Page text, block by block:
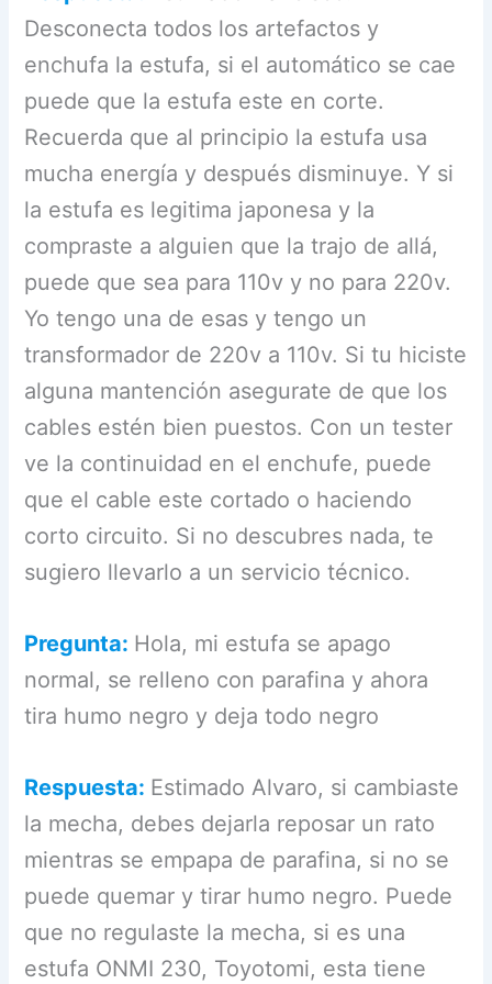
Desconecta todos los artefactos y
enchufa la estufa, si el automático se cae
puede que la estufa este en corte.
Recuerda que al principio la estufa usa
mucha energía y después disminuye. Y si
la estufa es legitima japonesa y la
compraste a alguien que la trajo de allá,
puede que sea para 110v y no para 220v.
Yo tengo una de esas y tengo un
transformador de 220v a 110v. Si tu hiciste
alguna mantención asegurate de que los
cables estén bien puestos. Con un tester
ve la continuidad en el enchufe, puede
que el cable este cortado o haciendo
corto circuito. Si no descubres nada, te
sugiero llevarlo a un servicio técnico.
Pregunta: Hola, mi estufa se apago
normal, se relleno con parafina y ahora
tira humo negro y deja todo negro
Respuesta: Estimado Alvaro, si cambiaste
la mecha, debes dejarla reposar un rato
mientras se empapa de parafina, si no se
puede quemar y tirar humo negro. Puede
que no regulaste la mecha, si es una
estufa ONMI 230, Toyotomi, esta tiene